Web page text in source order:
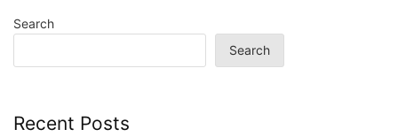
Search
Search
Recent Posts